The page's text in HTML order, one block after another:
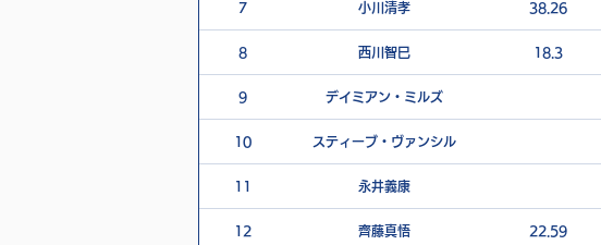
7 小川清孝 38.26
8 西川智巳 18.3
9 デイミアン・ミルズ
10 スティーブ・ヴァンシル
11 永井義康
12 齊藤真悟 22.59